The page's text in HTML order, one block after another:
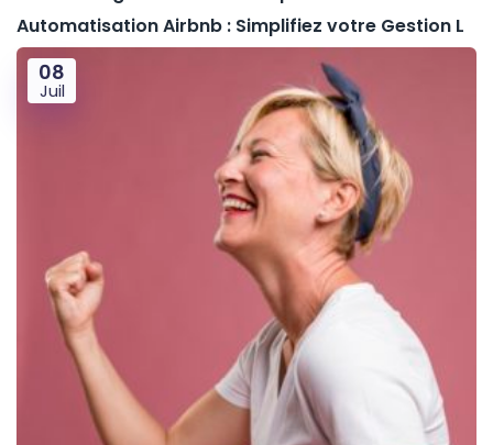
Automatisation Airbnb : Simplifiez votre Gestion L
08
Juil